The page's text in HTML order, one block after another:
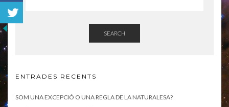
SEARCH
ENTRADES RECENTS
SOM UNA EXCEPCIÓ O UNA REGLA DE LA NATURALESA?